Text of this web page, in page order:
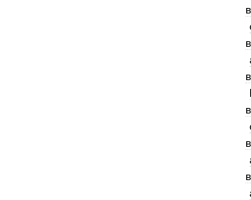
в